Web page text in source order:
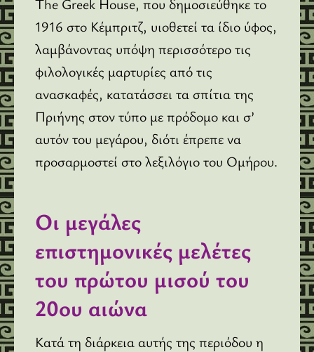
The Greek House, που δημοσιεύθηκε το
1916 στο Κέμπριτζ, υιοθετεί τα ίδιο ύφος,
λαμβάνοντας υπόψη περισσότερο τις
φιλολογικές μαρτυρίες από τις
ανασκαφές, κατατάσσει τα σπίτια της
Πριήνης στον τύπο με πρόδομο και σ’
αυτόν του μεγάρου, διότι έπρεπε να
προσαρμοστεί στο λεξιλόγιο του Ομήρου.
Οι μεγάλες
επιστημονικές μελέτες
του πρώτου μισού του
20ου αιώνα
Κατά τη διάρκεια αυτής της περιόδου η